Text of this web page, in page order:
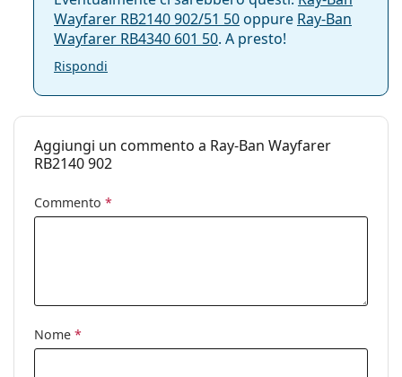
Wayfarer RB2140 902/51 50oppure Ray-Ban
Wayfarer RB4340 601 50. A presto!
Rispondi
Aggiungi un commento a Ray-Ban Wayfarer
RB2140 902
Commento *
Nome *